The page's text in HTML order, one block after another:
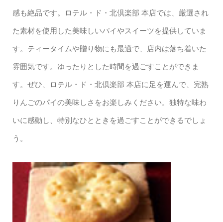
感も絶品です。ロテル・ド・北倶楽部 本店では、厳選され
た素材を使用した美味しいパイやスイーツを提供していま
す。ティータイムや贈り物にも最適で、店内は落ち着いた
雰囲気です。ゆったりとした時間を過ごすことができま
す。ぜひ、ロテル・ド・北倶楽部 本店に足を運んで、完熟
りんごのパイの美味しさをお楽しみください。独特な味わ
いに感動し、特別なひとときを過ごすことができるでしょ
う。